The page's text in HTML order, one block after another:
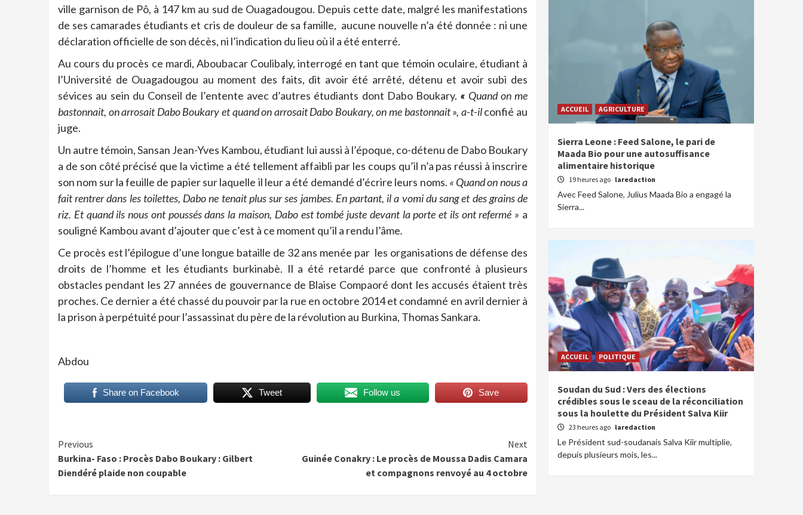
ville garnison de Pô, à 147 km au sud de Ouagadougou. Depuis cette date, malgré les manifestations
de ses camarades étudiants et cris de douleur de sa famille, aucune nouvelle n’a été donnée : ni une
déclaration officielle de son décès, ni l’indication du lieu où il a été enterré.
Au cours du procès ce mardi, Aboubacar Coulibaly, interrogé en tant que témoin oculaire, étudiant à
l’Université de Ouagadougou au moment des faits, dit avoir été arrêté, détenu et avoir subi des
sévices au sein du Conseil de l’entente avec d’autres étudiants dont Dabo Boukary. « Quand on me
bastonnait, on arrosaitDaboBoukaryet quand on arrosaitDabo Boukary, on me bastonnait », a-t-ilconfié au
juge.
Un autre témoin, Sansan Jean-Yves Kambou, étudiant lui aussi à l’époque, co-détenu de Dabo Boukary
a de son côté précisé que la victime a été tellement affaibli par les coups qu’il n’a pas réussi à inscrire
son nom sur la feuille de papier sur laquelle il leur a été demandé d’écrire leurs noms. « Quand on nous a
fait rentrer dans les toilettes, Dabone tenait plus sur ses jambes. En partant, il a vomi du sang et des grains de
riz. Et quand ils nous ontpoussésdans la maison, Daboest tombé juste devant la porte et ils ont refermé » a
souligné Kambou avant d’ajouter que c’est à ce moment qu’il a rendu l’âme.
Ce procès est l’épilogue d’une longue bataille de 32 ans menée par les organisations de défense des
droits de l’homme et les étudiants burkinabè. Il a été retardé parce que confronté à plusieurs
obstacles pendant les 27 années de gouvernance de Blaise Compaoré dont les accusés étaient très
proches. Ce dernier a été chassé du pouvoir par la rue en octobre 2014 et condamné en avril dernier à
la prison à perpétuité pour l’assassinat du père de la révolution au Burkina, Thomas Sankara.
Abdou
Share on Facebook Tweet Follow us Save
Continue
Reading
Previous
Burkina- Faso : Procès Dabo Boukary : Gilbert
Diendéré plaide non coupable
Next
Guinée Conakry : Le procès de Moussa Dadis Camara
et compagnons renvoyé au 4 octobre
ACCUEIL AGRICULTURE
Sierra Leone : Feed Salone, le pari de
Maada Bio pour une autosuffisance
alimentaire historique
19 heures ago laredaction
Avec Feed Salone, Julius Maada Bio a engagé la
Sierra...
ACCUEIL POLITIQUE
Soudan du Sud : Vers des élections
crédibles sous le sceau de la réconciliation
sous la houlette du Président Salva Kiir
23 heures ago laredaction
Le Président sud-soudanais Salva Kiir multiplie,
depuis plusieurs mois, les...